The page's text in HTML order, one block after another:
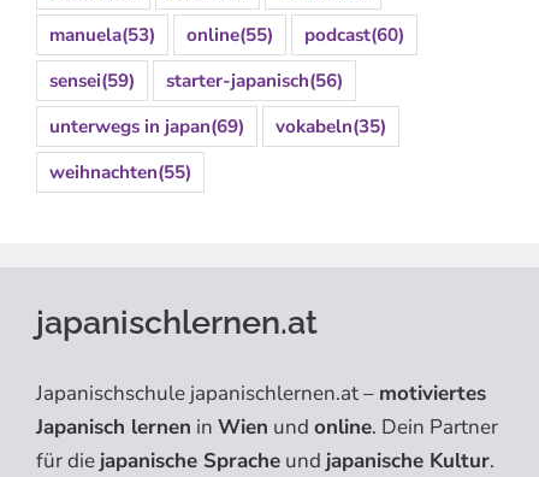
manuela(53) online(55) podcast(60)
sensei(59) starter-japanisch(56)
unterwegs in japan(69) vokabeln(35)
weihnachten(55)
japanischlernen.at
Japanischschule japanischlernen.at – motiviertes
Japanisch lernen in Wien und online. Dein Partner
für die japanische Sprache und japanische Kultur.